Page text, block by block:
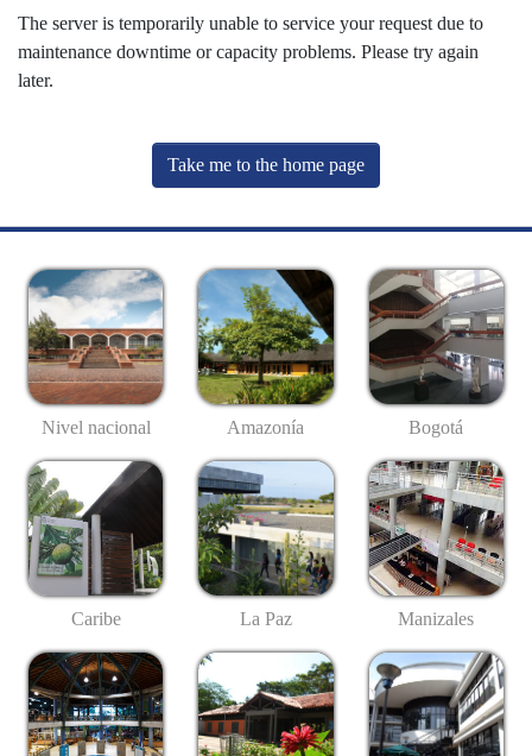
The server is temporarily unable to service your request due to
maintenance downtime or capacity problems. Please try again
later.
Take me to the home page
Nivel nacional Amazonía Bogotá
Caribe La Paz Manizales